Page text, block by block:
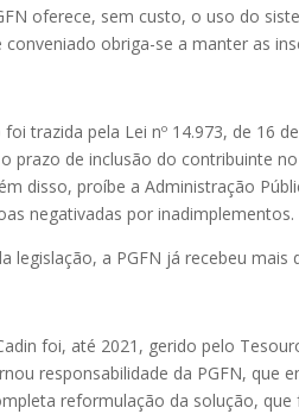
oferece, sem custo, o uso do
obriga-se a manter as
trazida pela Lei nº 14.973, de 16
prazo de inclusão do contribuinte
disso, proíbe a Administração
negativadas por inadimplementos.
legislação, a PGFN já recebeu
foi, até 2021, gerido pelo
responsabilidade da PGFN, que
reformulação da solução,